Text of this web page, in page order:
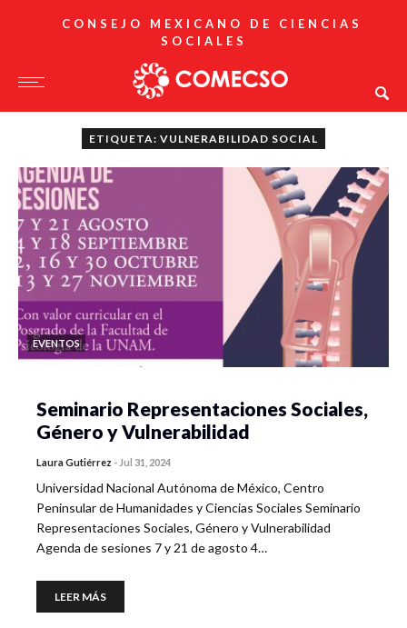
CONSEJO MEXICANO DE CIENCIAS
SOCIALES
ETIQUETA: VULNERABILIDAD SOCIAL
EVENTOS
Seminario Representaciones Sociales,
Género y Vulnerabilidad
Laura Gutiérrez - Jul 31, 2024
Universidad Nacional Autónoma de México, Centro
Peninsular de Humanidades y Ciencias Sociales Seminario
Representaciones Sociales, Género y Vulnerabilidad
Agenda de sesiones 7 y 21 de agosto 4…
LEER MÁS